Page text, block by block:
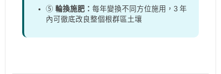
⑤ 輪換施肥： 每年變換不同方位施用，3 年
內可徹底改良整個根群區土壤